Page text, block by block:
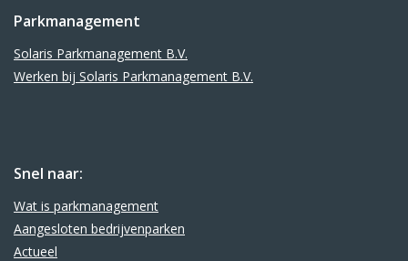
Parkmanagement
Solaris Parkmanagement B.V.
Werken bij Solaris Parkmanagement B.V.
Snel naar:
Wat is parkmanagement
Aangesloten bedrijvenparken
Actueel